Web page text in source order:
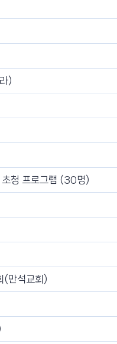
)
초청 프로그램 (30명)
(만석교회)